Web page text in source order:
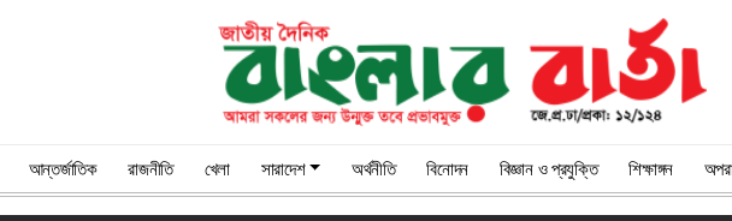
আন্তর্জাতিক রাজনীতি খেলা সারাদেশ অর্থনীতি বিনোদন বিজ্ঞান ও প্রযুক্তি শিক্ষাঙ্গন